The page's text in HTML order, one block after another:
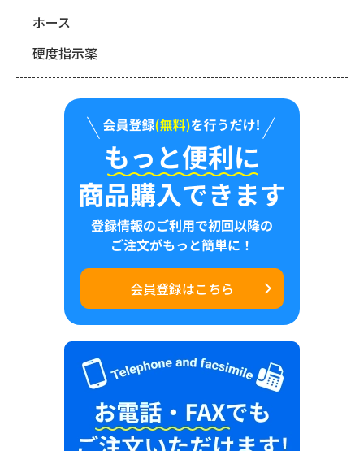
ホース
硬度指示薬
会員登録はこちら